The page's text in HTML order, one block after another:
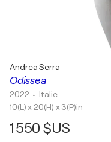
Odissea
Andrea Serra
2022 • Italie
10(L) x 20(H) x 3(P)in
1 550 $US